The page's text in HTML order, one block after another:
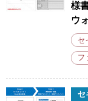
様
ウ
セ
フ
セ